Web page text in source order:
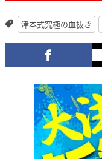
津本式究極の血抜き